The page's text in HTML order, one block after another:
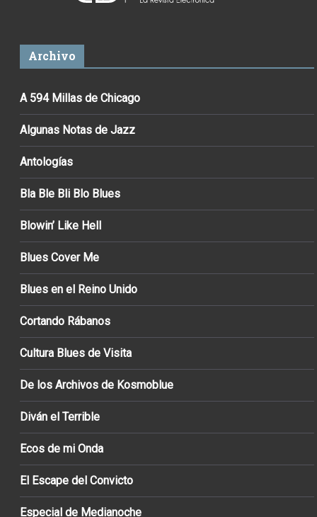
Archivo
A 594 Millas de Chicago
Algunas Notas de Jazz
Antologías
Bla Ble Bli Blo Blues
Blowin’ Like Hell
Blues Cover Me
Blues en el Reino Unido
Cortando Rábanos
Cultura Blues de Visita
De los Archivos de Kosmoblue
Diván el Terrible
Ecos de mi Onda
El Escape del Convicto
Especial de Medianoche